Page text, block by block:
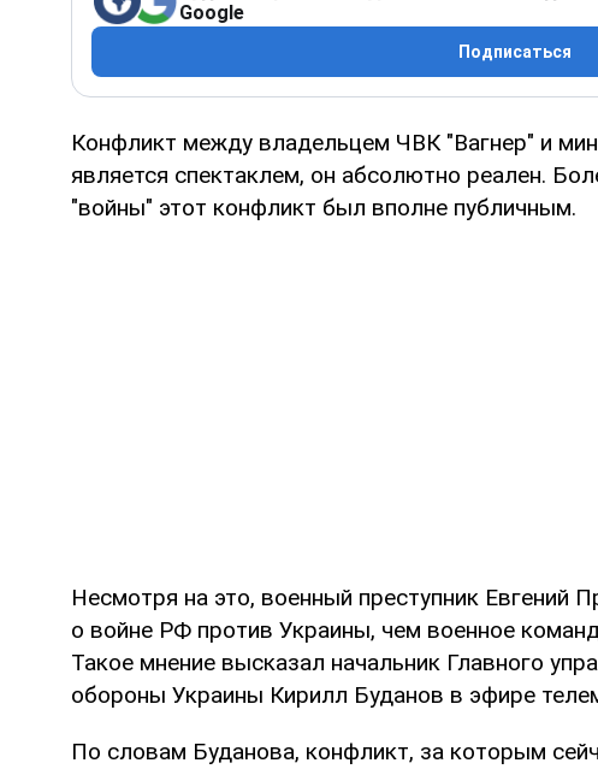
Google
Подписаться
Конфликт между владельцем ЧВК "Вагнер" и
является спектаклем, он абсолютно реален.
"войны" этот конфликт был вполне публичным.
Несмотря на это, военный преступник Евгений
о войне РФ против Украины, чем военное
Такое мнение высказал начальник Главного
обороны Украины Кирилл Буданов в эфире
По словам Буданова, конфликт, за которым